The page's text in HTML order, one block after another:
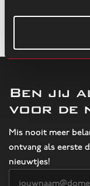
Ben jij
voor de
Mis nooit meer
ontvang als eerste
nieuwtjes!